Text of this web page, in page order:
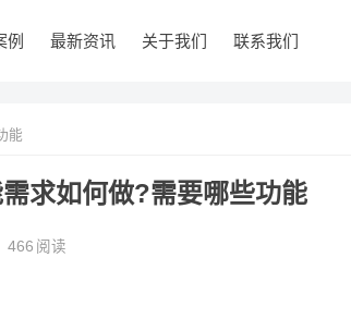
例 最新资讯 关于我们 联系我们
能
求如何做?需要哪些功能
466 阅读